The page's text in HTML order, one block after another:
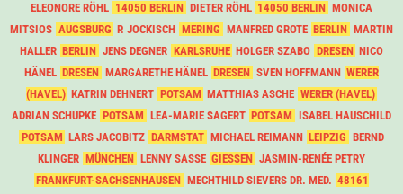
ELEONORE RÖHL 14050 BERLIN DIETER RÖHL 14050 BERLIN MONICA
MITSIOS AUGSBURG P. JOCKISCH MERING MANFRED GROTE BERLIN MARTIN
HALLER BERLIN JENS DEGNER KARLSRUHE HOLGER SZABO DRESEN NICO
HÄNEL DRESEN MARGARETHE HÄNEL DRESEN SVEN HOFFMANN WERER
(HAVEL) KATRIN DEHNERT POTSAM MATTHIAS ASCHE WERER (HAVEL)
ADRIAN SCHUPKE POTSAM LEA-MARIE SAGERT POTSAM ISABEL HAUSCHILD
POTSAM LARS JACOBITZ DARMSTAT MICHAEL REIMANN LEIPZIG BERND
KLINGER MÜNCHEN LENNY SASSE GIESSEN
JASMIN-RENÉE PETRY
FRANKFURT-SACHSENHAUSEN MECHTHILD SIEVERS DR. MED. 48161